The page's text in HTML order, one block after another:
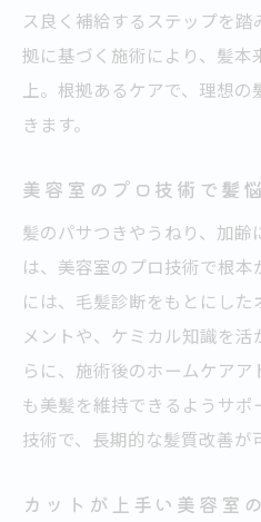
ス良く補給するステップを
拠に基づく施術により、髪本
上。根拠あるケアで、理想
きます。
美容室のプロ技術で髪
髪のパサつきやうねり、加齢
は、美容室のプロ技術で根
には、毛髪診断をもとにし
メントや、ケミカル知識を
らに、施術後のホームケア
も美髪を維持できるようサポ
技術で、長期的な髪質改善が
カットが上手い美容室